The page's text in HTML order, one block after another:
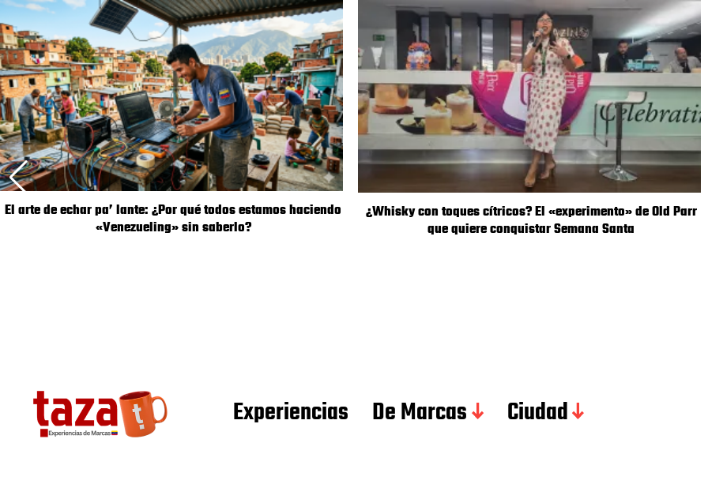
El arte de echar pa’ lante: ¿Por qué todos estamos haciendo
«Venezueling» sin saberlo?
¿Whisky con toques cítricos? El «experimento» de Old Parr
que quiere conquistar Semana Santa
Experiencias De Marcas Ciudad